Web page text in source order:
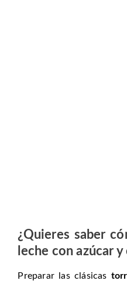
¿Quieres saber
leche con azúcar y
Preparar las clásicas